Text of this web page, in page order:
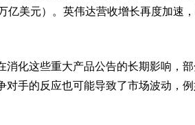
亿美元）。英伟达营收增长再度加速
化这些重大产品公告的长期影响，
手的反应也可能导致了市场波动，